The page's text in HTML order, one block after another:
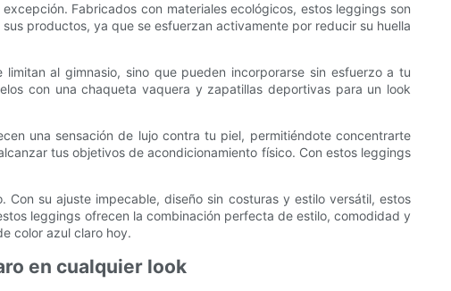
Fabricados con materiales ecológicos, estos leggings son
productos, ya que se esfuerzan activamente por reducir su huella
al gimnasio, sino que pueden incorporarse sin esfuerzo a tu
con una chaqueta vaquera y zapatillas deportivas para un look
una sensación de lujo contra tu piel, permitiéndote concentrarte
tus objetivos de acondicionamiento físico. Con estos leggings
su ajuste impecable, diseño sin costuras y estilo versátil, estos
leggings ofrecen la combinación perfecta de estilo, comodidad y
color azul claro hoy.
en cualquier look